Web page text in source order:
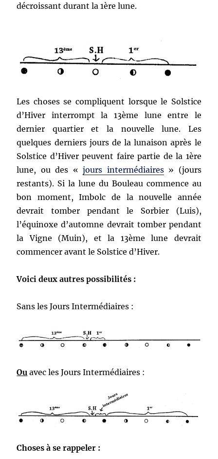
décroissant durant la 1ère lune.
Les choses se compliquent lorsque le Solstice
d’Hiver interrompt la 13ème lune entre le
dernier quartier et la nouvelle lune. Les
quelques derniers jours de la lunaison après le
Solstice d’Hiver peuvent faire partie de la 1ère
lune, ou des «jours intermédiaires» (jours
restants). Si la lune du Bouleau commence au
bon moment, Imbolc de la nouvelle année
devrait tomber pendant le Sorbier (Luis),
l’équinoxe d’automne devrait tomber pendant
la Vigne (Muin), et la 13ème lune devrait
commencer avant le Solstice d’Hiver.
Voici deux autres possibilités :
Sans les Jours Intermédiaires :
Ou avec les Jours Intermédiaires :
Choses à se rappeler :